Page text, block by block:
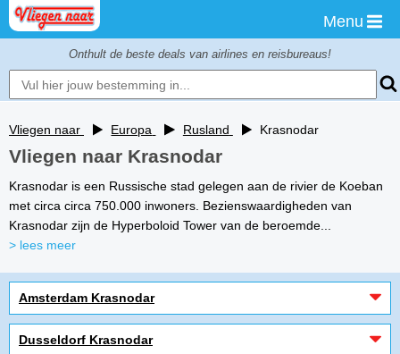
Menu
Onthult de beste deals van airlines en reisbureaus!
Vliegen naar Europa Rusland Krasnodar
Vliegen naar Krasnodar
Krasnodar is een Russische stad gelegen aan de rivier de Koeban
met circa circa 750.000 inwoners. Bezienswaardigheden van
Krasnodar zijn de Hyperboloid Tower van de beroemde...
> lees meer
Amsterdam Krasnodar
Dusseldorf Krasnodar